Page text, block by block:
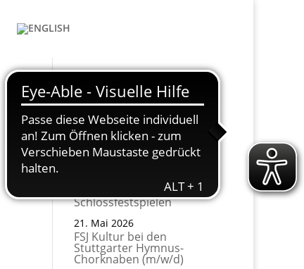
Aktuelle News
Philipp Klahm im
Interview bei
kesseltöne.de
Die Chorknaben bei den
Schlossfestspielen
21. Mai 2026
FSJ Kultur bei den
Stuttgarter Hymnus-
Chorknaben (m/w/d)